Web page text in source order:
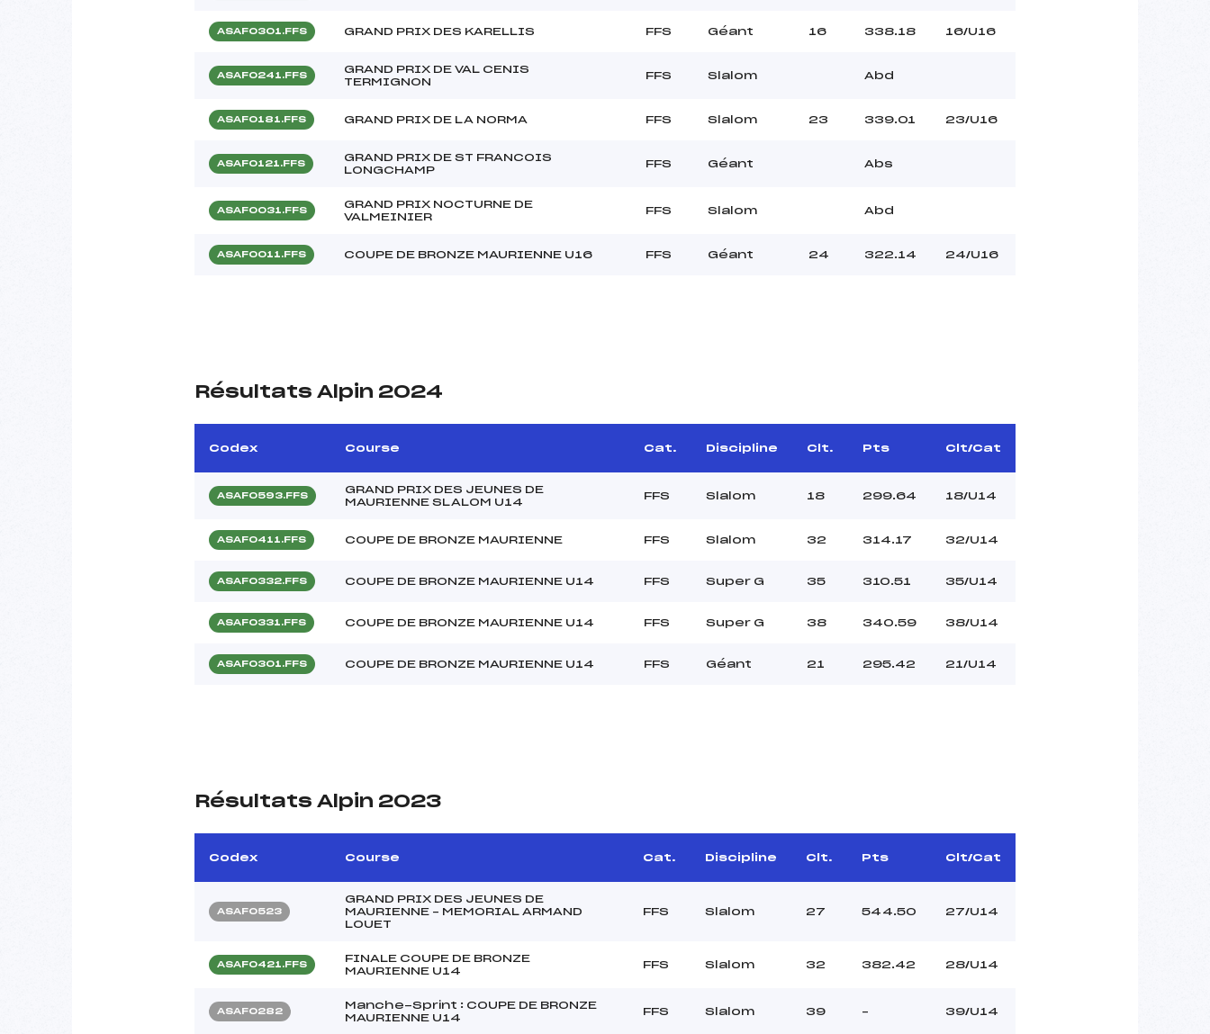
ASAF0301.FFS GRAND PRIX DES KARELLIS FFS Géant 16 338.18 16/U16
ASAF0241.FFS
GRAND PRIX DE VAL CENIS
TERMIGNON
FFS Slalom Abd
ASAF0181.FFS GRAND PRIX DE LA NORMA FFS Slalom 23 339.01 23/U16
ASAF0121.FFS
GRAND PRIX DE ST FRANCOIS
LONGCHAMP
FFS Géant Abs
ASAF0031.FFS
GRAND PRIX NOCTURNE DE
VALMEINIER
FFS Slalom Abd
ASAF0011.FFS COUPE DE BRONZE MAURIENNE U16 FFS Géant 24 322.14 24/U16
Résultats Alpin 2024
Codex Course Cat. Discipline Clt. Pts Clt/Cat
ASAF0593.FFS
GRAND PRIX DES JEUNES DE
MAURIENNE SLALOM U14
FFS Slalom 18 299.64 18/U14
ASAF0411.FFS COUPE DE BRONZE MAURIENNE FFS Slalom 32 314.17 32/U14
ASAF0332.FFS COUPE DE BRONZE MAURIENNE U14 FFS Super G 35 310.51 35/U14
ASAF0331.FFS COUPE DE BRONZE MAURIENNE U14 FFS Super G 38 340.59 38/U14
ASAF0301.FFS COUPE DE BRONZE MAURIENNE U14 FFS Géant 21 295.42 21/U14
Résultats Alpin 2023
Codex Course Cat. Discipline Clt. Pts Clt/Cat
ASAF0523
GRAND PRIX DES JEUNES DE
MAURIENNE – MEMORIAL ARMAND
LOUET
FFS Slalom 27 544.50 27/U14
ASAF0421.FFS
FINALE COUPE DE BRONZE
MAURIENNE U14
FFS Slalom 32 382.42 28/U14
ASAF0282
Manche-Sprint : COUPE DE BRONZE
MAURIENNE U14
FFS Slalom 39 – 39/U14